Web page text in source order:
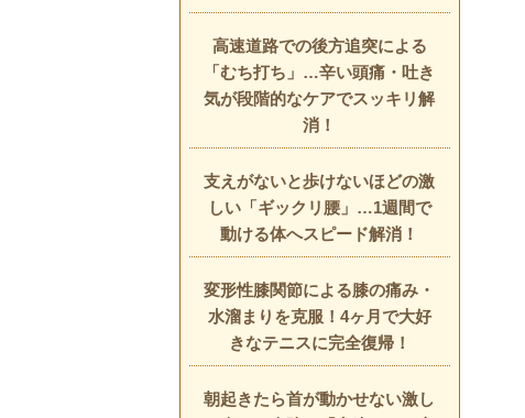
高速道路での後方追突による
「むち打ち」…辛い頭痛・吐き
気が段階的なケアでスッキリ解
消！
支えがないと歩けないほどの激
しい「ギックリ腰」…1週間で
動ける体へスピード解消！
変形性膝関節による膝の痛み・
水溜まりを克服！4ヶ月で大好
きなテニスに完全復帰！
朝起きたら首が動かせない激し